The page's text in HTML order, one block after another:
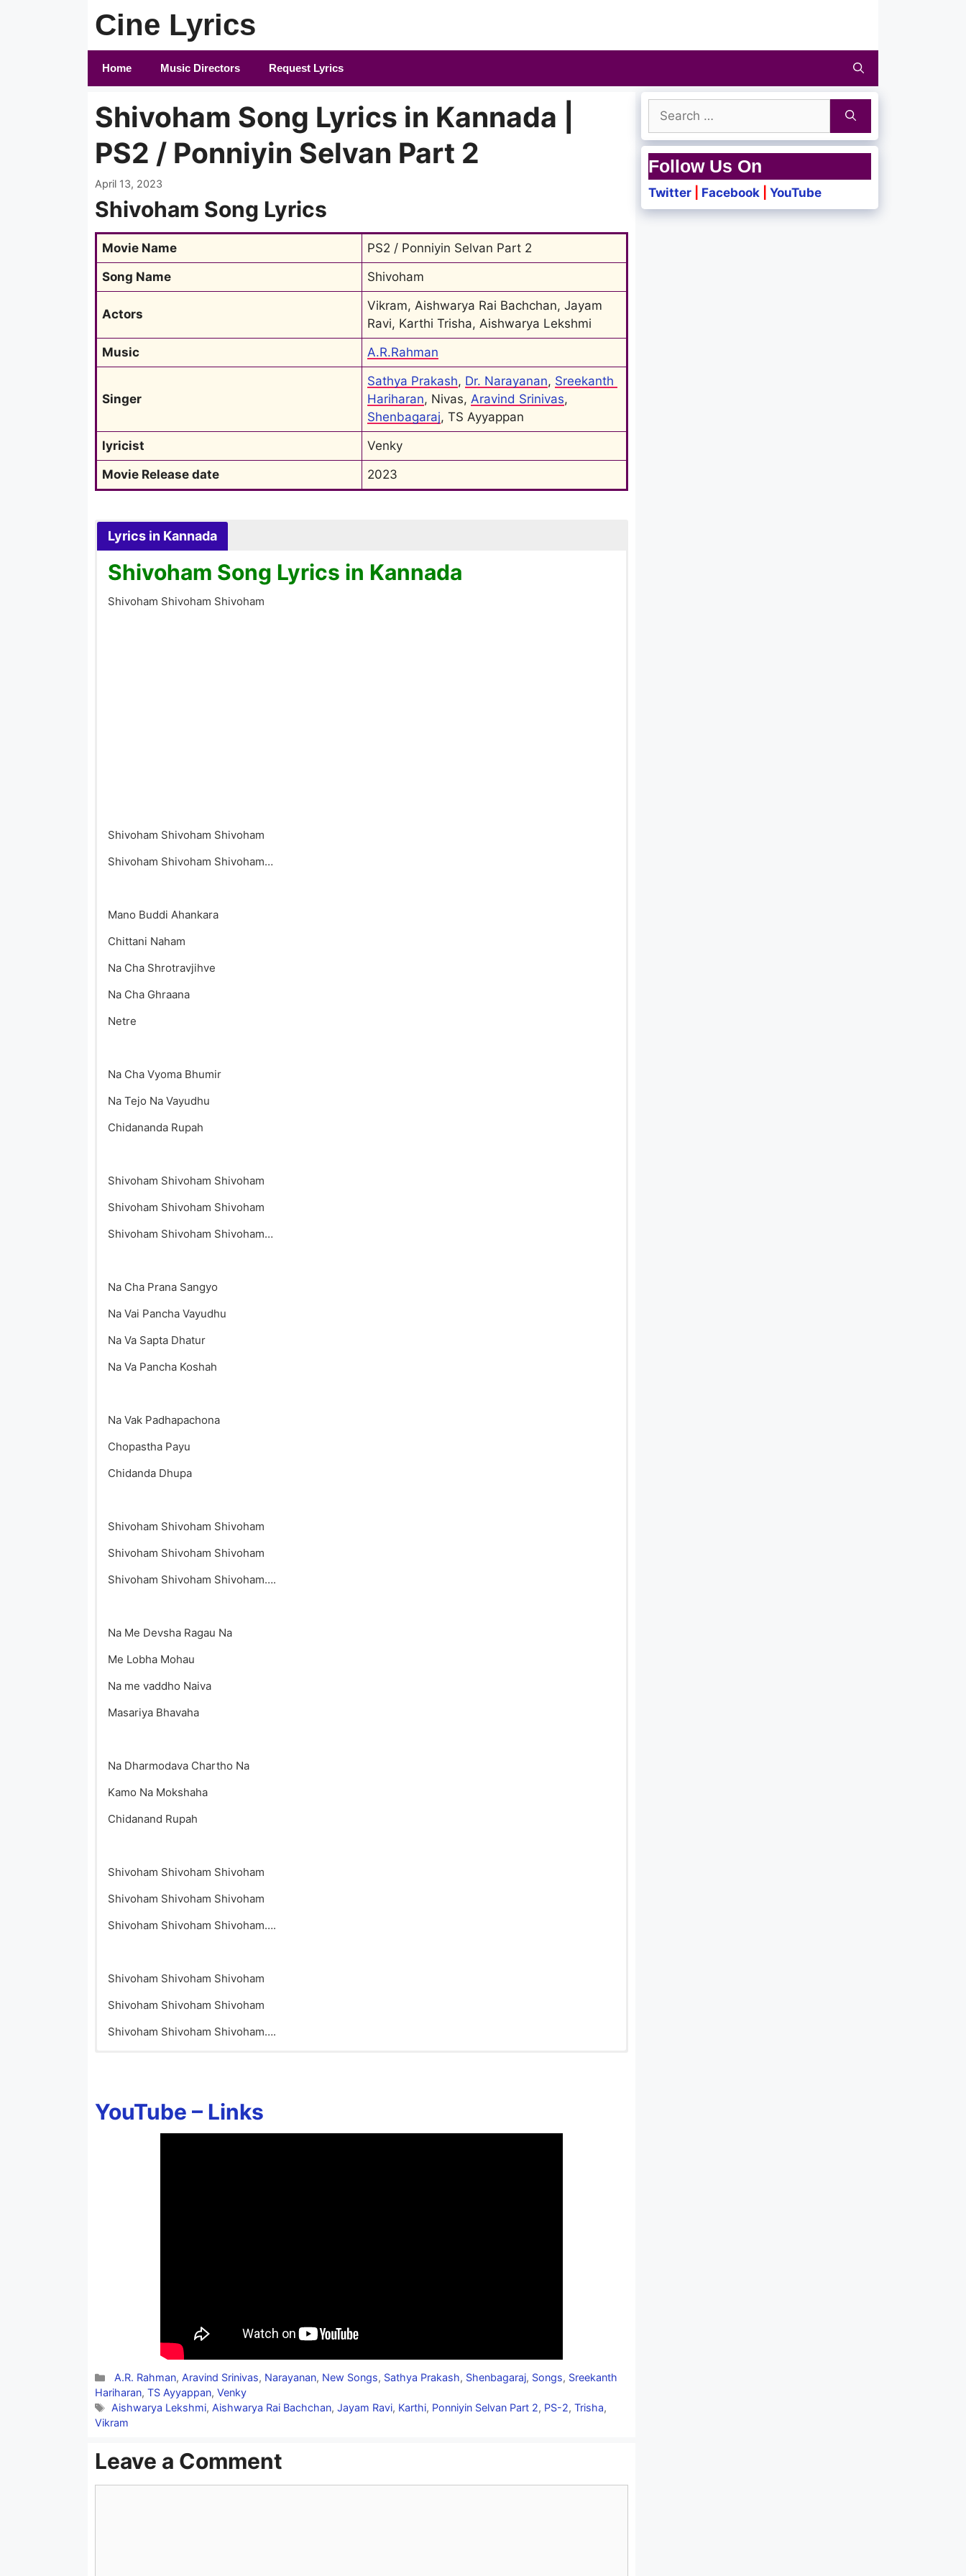
Cine Lyrics
Home Music Directors Request Lyrics
Shivoham Song Lyrics in Kannada |
PS2 / Ponniyin Selvan Part 2
April 13, 2023
Shivoham Song Lyrics
Movie Name
PS2 / Ponniyin Selvan Part 2
Song Name
Shivoham
Actors
Vikram, Aishwarya Rai Bachchan, Jayam
Ravi, Karthi Trisha, Aishwarya Lekshmi
Music
A.R.Rahman
Singer
Sathya Prakash, Dr. Narayanan, Sreekanth
Hariharan, Nivas, Aravind Srinivas
Shenbagaraj, TS Ayyappan
lyricist
Venky
Movie Release date
2023
Lyrics in Kannada
Shivoham Song Lyrics in Kannada
Shivoham Shivoham Shivoham
Shivoham Shivoham Shivoham
Shivoham Shivoham Shivoham…
Mano Buddi Ahankara
Chittani Naham
Na Cha Shrotravjihve
Na Cha Ghraana
Netre
Na Cha Vyoma Bhumir
Na Tejo Na Vayudhu
Chidananda Rupah
Shivoham Shivoham Shivoham
Shivoham Shivoham Shivoham
Shivoham Shivoham Shivoham…
Na Cha Prana Sangyo
Na Vai Pancha Vayudhu
Na Va Sapta Dhatur
Na Va Pancha Koshah
Na Vak Padhapachona
Chopastha Payu
Chidanda Dhupa
Shivoham Shivoham Shivoham
Shivoham Shivoham Shivoham
Shivoham Shivoham Shivoham….
Na Me Devsha Ragau Na
Me Lobha Mohau
Na me vaddho Naiva
Masariya Bhavaha
Na Dharmodava Chartho Na
Kamo Na Mokshaha
Chidanand Rupah
Shivoham Shivoham Shivoham
Shivoham Shivoham Shivoham
Shivoham Shivoham Shivoham….
Shivoham Shivoham Shivoham
Shivoham Shivoham Shivoham
Shivoham Shivoham Shivoham….
YouTube – Links
Categories
A.R. Rahman,Aravind Srinivas, Narayanan, New Songs, Sathya Prakash, Shenbagaraj, Songs, Sreekanth
Hariharan, TS Ayyappan, Venky
Tags
Aishwarya Lekshmi,Aishwarya Rai Bachchan,Jayam Ravi, Karthi, Ponniyin Selvan Part 2, PS-2,Trisha,
Vikram
Leave a Comment
Search
for:
Follow Us On
Twitter Facebook YouTube